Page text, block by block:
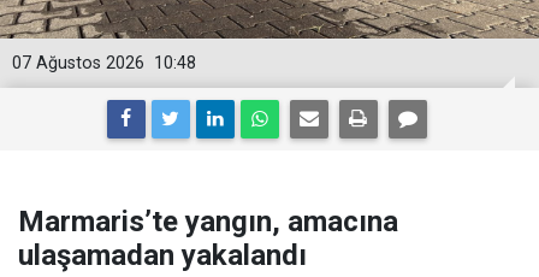
10:48
07 Ağustos 2026
Marmaris’te yangın, amacına
ulaşamadan yakalandı